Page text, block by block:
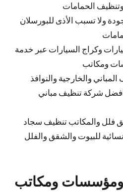
الحمامات
ولا تسبب الأذى للبورسلان
وكراج السيارات عبر خدمة
ومكاتب
والخارجية والنوافذ
افضل شركة تنظيف مباني
فلل والمكاتب تنظيف سجاد
للبيوت والشقق والفلل
ومكاتب